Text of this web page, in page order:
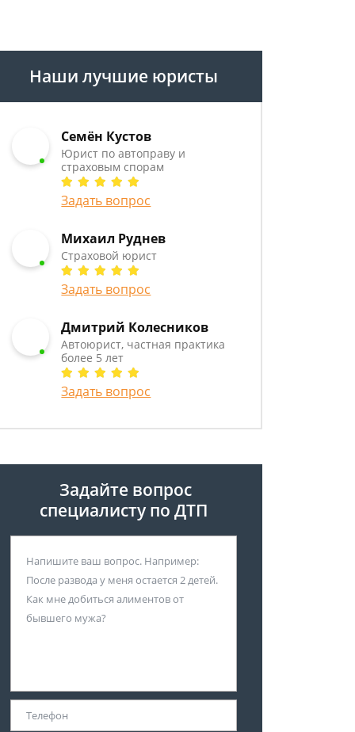
Наши лучшие юристы
Семён Кустов
Юрист по автоправу и
страховым спорам
Задать вопрос
Михаил Руднев
Страховой юрист
Задать вопрос
Дмитрий Колесников
Автоюрист, частная практика
более 5 лет
Задать вопрос
Задайте вопрос
специалисту по ДТП